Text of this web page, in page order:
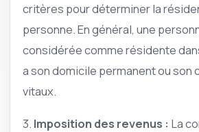
critères pour déterminer la
personne. En général, une
considérée comme résidente
a son domicile permanent ou son
vitaux.
3. Imposition des revenus : La